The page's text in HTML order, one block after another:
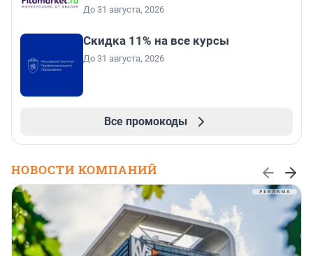
До 31 августа, 2026
Скидка 11% на все курсы
До 31 августа, 2026
Все промокоды
НОВОСТИ КОМПАНИЙ